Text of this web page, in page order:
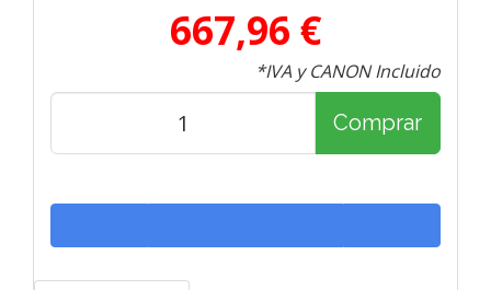
667,96 €
*IVA y CANON Incluido
Comprar